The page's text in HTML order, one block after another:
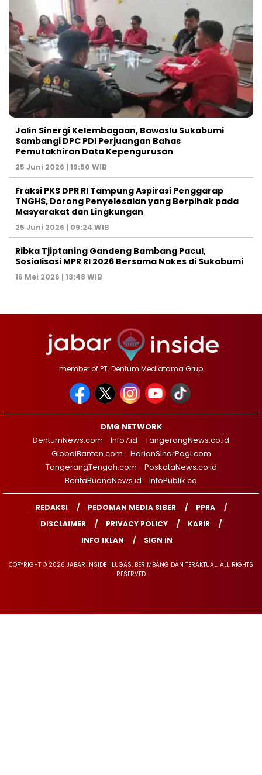
Jalin Sinergi Kelembagaan, Bawaslu Sukabumi
Sambangi DPC PDI Perjuangan Bahas
Pemutakhiran Data Kepengurusan
25 Juni 2026 | 19:50 WIB
‎Fraksi PKS DPR RI Tampung Aspirasi Penggarap
TNGHS, Dorong Penyelesaian yang Berpihak pada
Masyarakat dan Lingkungan‎
25 Juni 2026 | 09:24 WIB
Ribka Tjiptaning Gandeng Bambang Pacul,
Sosialisasi MPR RI 2026 Bersama Nakes di Sukabumi
16 Mei 2026 | 13:48 WIB
member of PT. Dentum Mediatama Grup
DMG NETWORK
DentumNews.com
Info7.id
TangerangNews.co.id
GlobalBanten.com
HarianSinarPagi.com
TangerangTengah.com
PoskotaNews.co.id
BeritaBuanaNews.id
InfoPublik.co
REDAKSI PEDOMAN MEDIA SIBER
PPRA
DISCLAIMER
PRIVACY POLICY
KARIR
INFO IKLAN
SIGN IN
COPYRIGHT © 2026 JABAR INSIDE | LUGAS, BERIMBANG DAN TERAKTUAL. ALL RIGHTS
RESERVED